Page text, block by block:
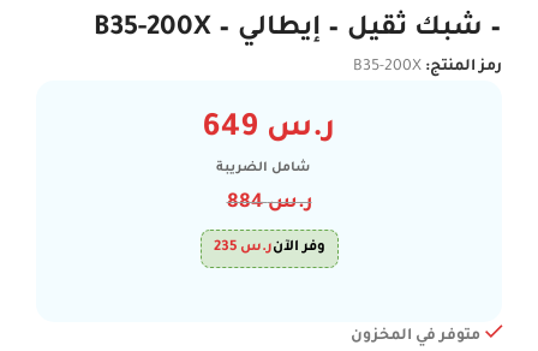
– شبك ثقيل – إيطالي – B35-200X
رمز المنتج: B35-200X
ر.س
شامل الضريبة
ر.س884
وفر الآنر.س 235
متوفر في المخزون